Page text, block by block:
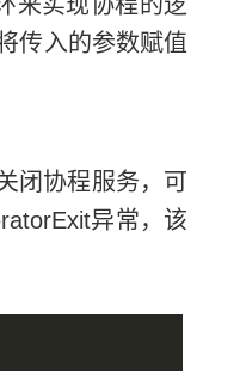
传入的参数赋值
闭协程服务，可
异常，该